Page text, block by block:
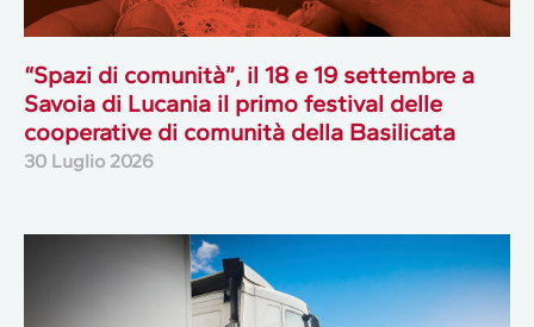
“Spazi di comunità”, il 18 e 19 settembre a
Savoia di Lucania il primo festival delle
cooperative di comunità della Basilicata
30 Luglio 2026